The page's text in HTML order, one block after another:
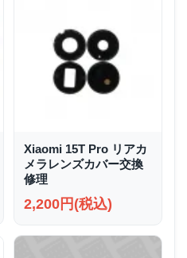
Xiaomi 15T Pro リアカ
メラレンズカバー交換
修理
2,200円(税込)